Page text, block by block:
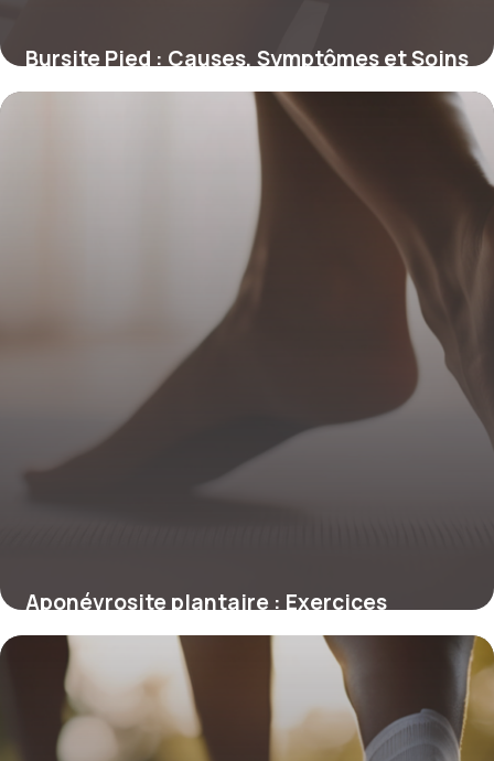
Bursite Pied : Causes, Symptômes et Soins
2026
Aponévrosite plantaire : Exercices
efficaces pour soulager la douleur
6 novembre 2025